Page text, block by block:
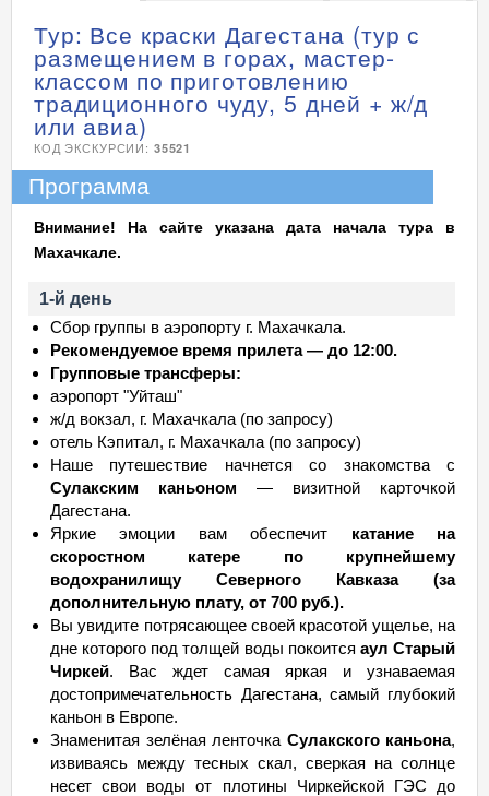
Тур: Все краски Дагестана (тур с
размещением в горах, мастер-
классом по приготовлению
традиционного чуду, 5 дней + ж/д
или авиа)
КОД ЭКСКУРСИИ: 35521
Программа
Внимание! На сайте указана дата начала тура в
Махачкале.
1-й день
Сбор группы в аэропорту г. Махачкала.
Рекомендуемое время прилета — до 12:00.
Групповые трансферы:
аэропорт "Уйташ"
ж/д вокзал, г. Махачкала (по запросу)
отель Кэпитал, г. Махачкала (по запросу)
Наше путешествие начнется со знакомства с
Сулакским каньоном — визитной карточкой
Дагестана.
Яркие эмоции вам обеспечит катание на
скоростном катере по крупнейшему
водохранилищу Северного Кавказа (за
дополнительную плату, от 700 руб.).
Вы увидите потрясающее своей красотой ущелье, на
дне которого под толщей воды покоится аул Старый
Чиркей. Вас ждет самая яркая и узнаваемая
достопримечательность Дагестана, самый глубокий
каньон в Европе.
Знаменитая зелёная ленточка Сулакского каньона,
извиваясь между тесных скал, сверкая на солнце
несет свои воды от плотины Чиркейской ГЭС до